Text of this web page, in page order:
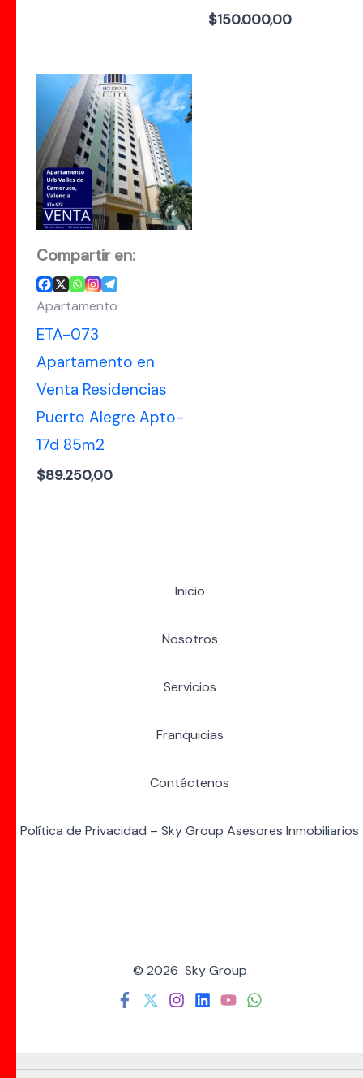
$150.000,00
Compartir en:
Apartamento
ETA-073
Apartamento en
Venta Residencias
Puerto Alegre Apto-
17d 85m2
$89.250,00
Inicio
Nosotros
Servicios
Franquicias
Contáctenos
Política de Privacidad – Sky Group Asesores Inmobiliarios
© 2026 Sky Group